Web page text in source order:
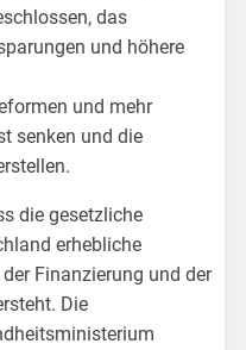
das
und höhere
und mehr
senken und die
die gesetzliche
erhebliche
Finanzierung und der
Die